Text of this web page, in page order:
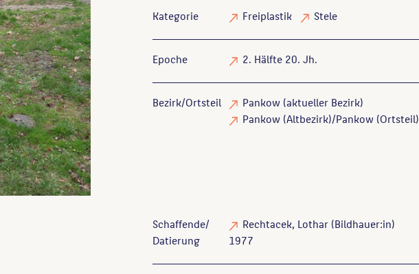
Kategorie Freiplastik Stele
Epoche 2. Hälfte 20. Jh.
Bezirk/Ortsteil
Pankow (aktueller Bezirk)
Pankow (Altbezirk)/Pankow (Ortsteil)
Schaffende/
Datierung
Rechtacek, Lothar (Bildhauer:in)
1977